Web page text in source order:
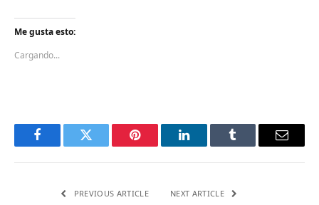
Me gusta esto:
Cargando...
FacebookTwitter Pinterest LinkedInTumblr Email
PREVIOUS ARTICLE NEXT ARTICLE